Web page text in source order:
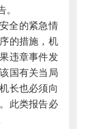
。
全的紧急情
的措施，机
违章事件发
国有关当局
长也必须向
此类报告必